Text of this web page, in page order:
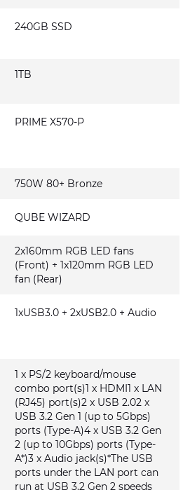
240GB SSD
1TB
PRIME X570-P
750W 80+ Bronze
QUBE WIZARD
2x160mm RGB LED fans
(Front) + 1x120mm RGB LED
fan (Rear)
1xUSB3.0 + 2xUSB2.0 + Audio
1 x PS/2 keyboard/mouse
combo port(s)1 x HDMI1 x LAN
(RJ45) port(s)2 x USB 2.02 x
USB 3.2 Gen 1 (up to 5Gbps)
ports (Type-A)4 x USB 3.2 Gen
2 (up to 10Gbps) ports (Type-
A*)3 x Audio jack(s)*The USB
ports under the LAN port can
run at USB 3.2 Gen 2 speeds